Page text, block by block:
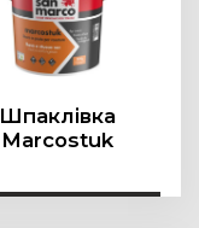
Шпаклівка
Marcostuk